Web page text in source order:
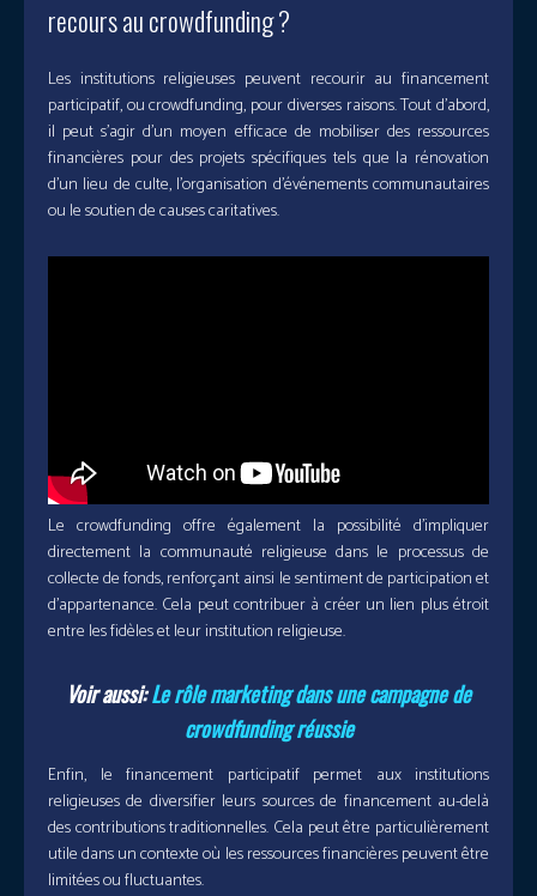
recours au crowdfunding ?
Les institutions religieuses peuvent recourir au financement
participatif, ou crowdfunding, pour diverses raisons. Tout d’abord,
il peut s’agir d’un moyen efficace de mobiliser des ressources
financières pour des projets spécifiques tels que la rénovation
d’un lieu de culte, l’organisation d’événements communautaires
ou le soutien de causes caritatives.
Le crowdfunding offre également la possibilité d’impliquer
directement la communauté religieuse dans le processus de
collecte de fonds, renforçant ainsi le sentiment de participation et
d’appartenance. Cela peut contribuer à créer un lien plus étroit
entre les fidèles et leur institution religieuse.
Voir aussi:Le rôle marketing dans une campagne de
crowdfunding réussie
Enfin, le financement participatif permet aux institutions
religieuses de diversifier leurs sources de financement au-delà
des contributions traditionnelles. Cela peut être particulièrement
utile dans un contexte où les ressources financières peuvent être
limitées ou fluctuantes.